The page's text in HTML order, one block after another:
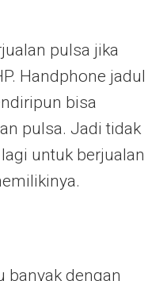
pulsa jika
Handphone jadul
bisa
pulsa. Jadi tidak
untuk berjualan
banyak dengan